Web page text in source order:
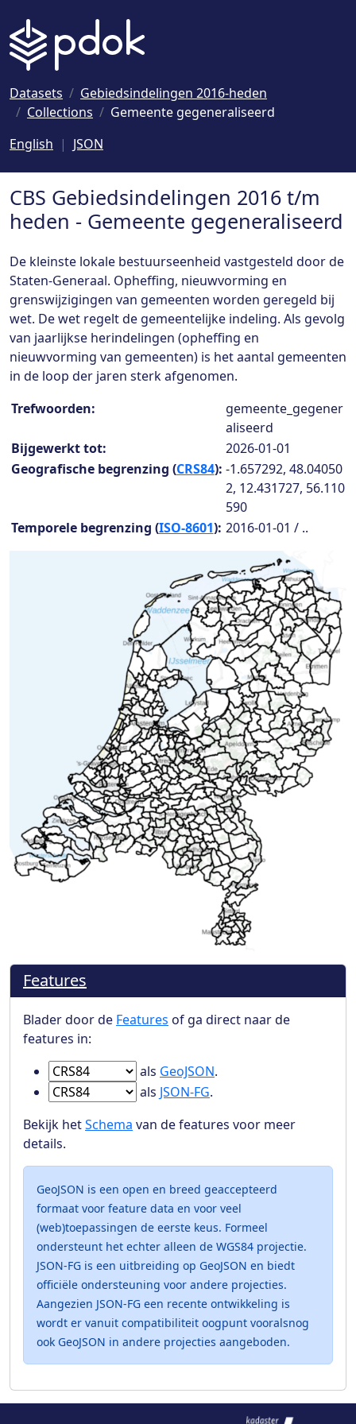
Datasets
Gebiedsindelingen 2016-heden
Collections
Gemeente gegeneraliseerd
English
JSON
CBS Gebiedsindelingen 2016 t/m
heden - Gemeente gegeneraliseerd
De kleinste lokale bestuurseenheid vastgesteld door de
Staten-Generaal. Opheffing, nieuwvorming en
grenswijzigingen van gemeenten worden geregeld bij
wet. De wet regelt de gemeentelijke indeling. Als gevolg
van jaarlijkse herindelingen (opheffing en
nieuwvorming van gemeenten) is het aantal gemeenten
in de loop der jaren sterk afgenomen.
Collection details
Trefwoorden:
gemeente_gegener
aliseerd
Bijgewerkt tot:
2026-01-01
Geografische begrenzing (CRS84): -1.657292, 48.04050
2, 12.431727, 56.110
590
Temporele begrenzing (ISO-8601): 2016-01-01 / ..
Features
Blader door de Features of ga direct naar de
features in:
Ga naar Features in
als GeoJSON.
Ga naar Features in
als JSON-FG.
Bekijk hetSchema van de features voor meer
details.
GeoJSON is een open en breed geaccepteerd
formaat voor feature data en voor veel
(web)toepassingen de eerste keus. Formeel
ondersteunt het echter alleen de WGS84 projectie.
JSON-FG is een uitbreiding op GeoJSON en biedt
officiële ondersteuning voor andere projecties.
Aangezien JSON-FG een recente ontwikkeling is
wordt er vanuit compatibiliteit oogpunt vooralsnog
ook GeoJSON in andere projecties aangeboden.